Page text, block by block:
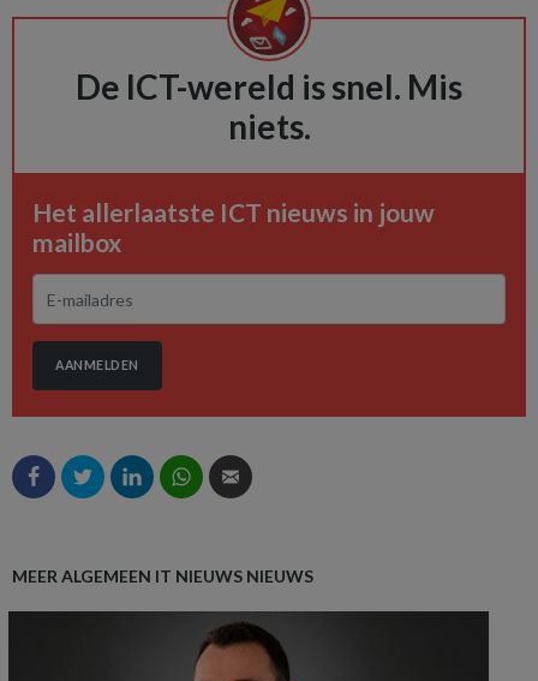
De ICT-wereld is snel. Mis
niets.
Het allerlaatste ICT nieuws in jouw
mailbox
AANMELDEN
MEER ALGEMEEN IT NIEUWS NIEUWS